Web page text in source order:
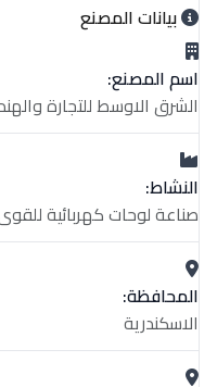
بيانات المصنع
اسم المصنع:
الشرق الاوسط للتجارة
النشاط:
صناعة لوحات كهربائية
المحافظة:
الاسكندرية